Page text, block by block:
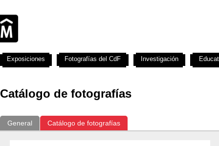
Catálogo de fotografías
General Catálogo de fotografías
Exposiciones Fotografías del CdF Investigación